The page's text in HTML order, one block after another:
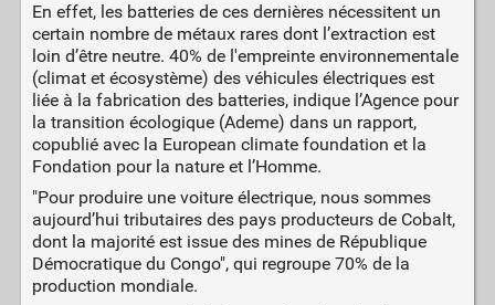
En effet, les batteries de ces dernières nécessitent un
certain nombre de métaux rares dont l’extraction est
loin d’être neutre. 40% de l'empreinte environnementale
(climat et écosystème) des véhicules électriques est
liée à la fabrication des batteries, indique l’Agence pour
la transition écologique (Ademe) dans un rapport,
copublié avec la European climate foundation et la
Fondation pour la nature et l’Homme.
"Pour produire une voiture électrique, nous sommes
aujourd’hui tributaires des pays producteurs de Cobalt,
dont la majorité est issue des mines de République
Démocratique du Congo", qui regroupe 70% de la
production mondiale.